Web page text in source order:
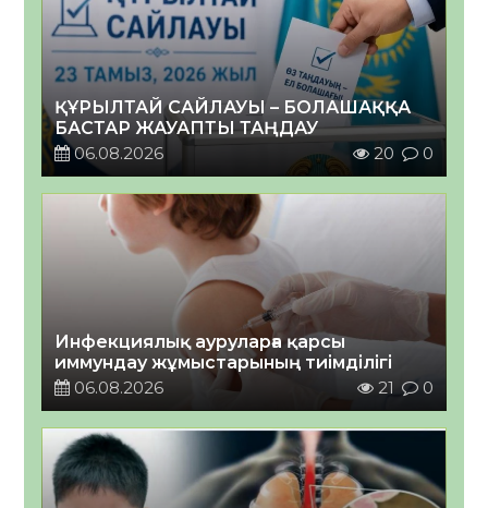
ҚҰРЫЛТАЙ САЙЛАУЫ – БОЛАШАҚҚА
БАСТАР ЖАУАПТЫ ТАҢДАУ
06.08.2026
20 0
Инфекциялық ауруларға қарсы
иммундау жұмыстарының тиімділігі
06.08.2026
21 0